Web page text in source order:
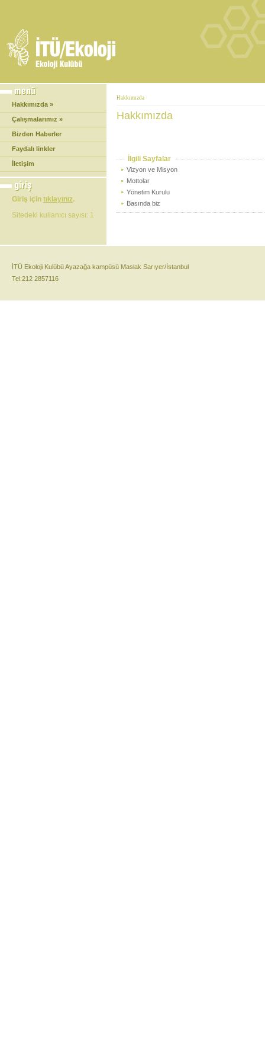
Hakkımızda »
Çalışmalarımız »
Bizden Haberler
Faydalı linkler
İletişim
Giriş için tıklayınız.
Sitedeki kullanıcı sayısı: 1
Hakkımızda
Hakkımızda
İlgili Sayfalar
Vizyon ve Misyon
Mottolar
Yönetim Kurulu
Basında biz
İTÜ Ekoloji Kulübü Ayazağa kampüsü Maslak Sarıyer/İstanbul
Tel:212 2857116